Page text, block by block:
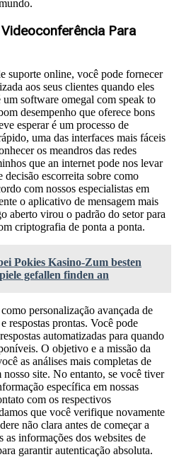
Para
suporte online, você pode fornecer
aos seus clientes quando eles
software omegal com speak to
desempenho que oferece bons
esperar é um processo de
uma das interfaces mais fáceis
os meandros das redes
que an internet pode nos levar
decisão escorreita sobre como
com nossos especialistas em
o aplicativo de mensagem mais
aberto virou o padrão do setor para
criptografia de ponta a ponta.
Pokies Kasino-Zum besten
gefallen finden an
personalização avançada de
respostas prontas. Você pode
automatizadas para quando
O objetivo e a missão da
as análises mais completas de
site. No entanto, se você tiver
específica em nossas
com os respectivos
que você verifique novamente
não clara antes de começar a
as informações dos websites de
garantir autenticação absoluta.